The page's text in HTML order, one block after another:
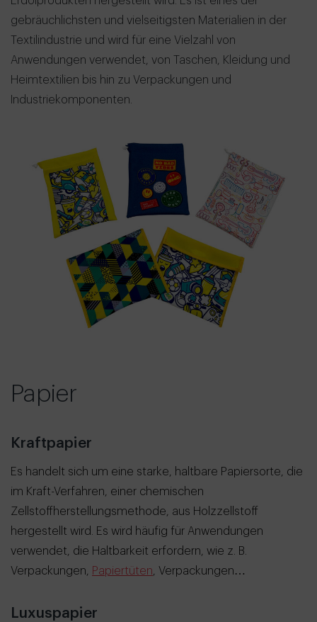
gebräuchlichsten und vielseitigsten Materialien in der
Textilindustrie und wird für eine Vielzahl von
Anwendungen verwendet, von Taschen, Kleidung und
Heimtextilien bis hin zu Verpackungen und
Industriekomponenten.
Papier
Kraftpapier
Es handelt sich um eine starke, haltbare Papiersorte, die
im Kraft-Verfahren, einer chemischen
Zellstoffherstellungsmethode, aus Holzzellstoff
hergestellt wird. Es wird häufig für Anwendungen
verwendet, die Haltbarkeit erfordern, wie z. B.
Verpackungen, Papiertüten, Verpackungen…
Luxuspapier